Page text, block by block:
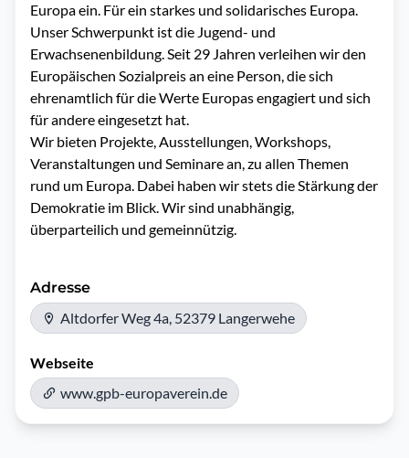
Europa ein. Für ein starkes und solidarisches Europa.
Unser Schwerpunkt ist die Jugend- und
Erwachsenenbildung. Seit 29 Jahren verleihen wir den
Europäischen Sozialpreis an eine Person, die sich
ehrenamtlich für die Werte Europas engagiert und sich
für andere eingesetzt hat.
Wir bieten Projekte, Ausstellungen, Workshops,
Veranstaltungen und Seminare an, zu allen Themen
rund um Europa. Dabei haben wir stets die Stärkung der
Demokratie im Blick. Wir sind unabhängig,
überparteilich und gemeinnützig.
Adresse
Altdorfer Weg 4a, 52379 Langerwehe
Webseite
www.gpb-europaverein.de